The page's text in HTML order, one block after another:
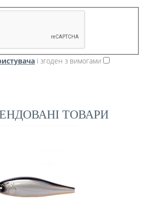
і згоден з вимогами
ТОВАРИ